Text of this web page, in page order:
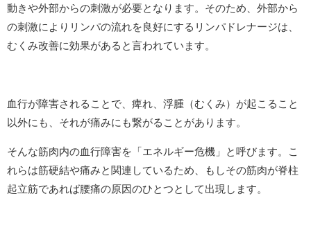
動きや外部からの刺激が必要となります。そのため、外部から
の刺激によりリンパの流れを良好にするリンパドレナージは、
むくみ改善に効果があると言われています。
血行が障害されることで、痺れ、浮腫（むくみ）が起こること
以外にも、それが痛みにも繋がることがあります。
そんな筋肉内の血行障害を「エネルギー危機」と呼びます。こ
れらは筋硬結や痛みと関連しているため、もしその筋肉が脊柱
起立筋であれば腰痛の原因のひとつとして出現します。